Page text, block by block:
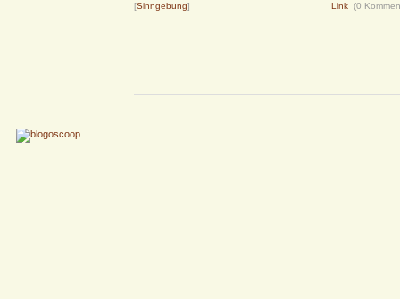
[Sinngebung] Link (0